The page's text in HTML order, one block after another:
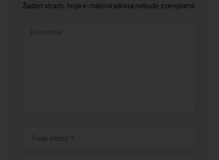
Žiaden strach, tvoja e-mailová adresa nebude zverejnená.